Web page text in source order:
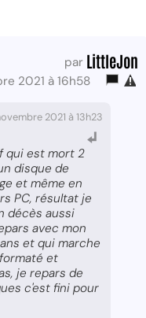
par LittleJon
2021 à 16h58
2021 à 13h23
qui est mort 2
disque de
et même en
PC, résultat je
décès aussi
avec mon
et qui marche
et
je repars de
c'est fini pour